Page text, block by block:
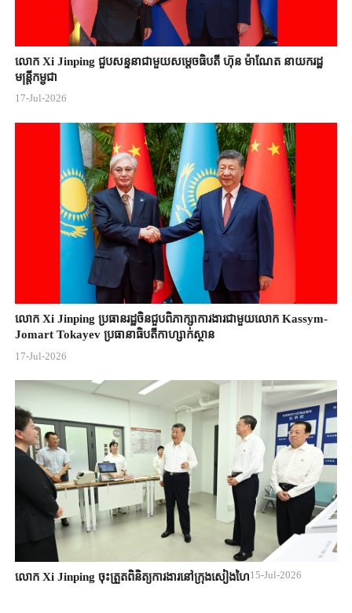
លោក Xi Jinping ជួបសន្ទនាជាមួយសម្តេចធិបតី ហ៊ុន ម៉ាណែត នាយករដ្ឋ
មន្ត្រីកម្ពុជា
17-Jul-2026
លោក Xi Jinping ប្រធានរដ្ឋចិន​ជួបពិភាក្សា​ការងារជាមួយ​លោក Kassym-
Jomart ​Tokayev ​ប្រធានាធិបតី​កាហ្សាក់ស្ថាន​
17-Jul-2026
លោក Xi Jinping ចុះត្រួតពិនិត្យការងារនៅក្រុងសៀងហៃ15-Jul-2026